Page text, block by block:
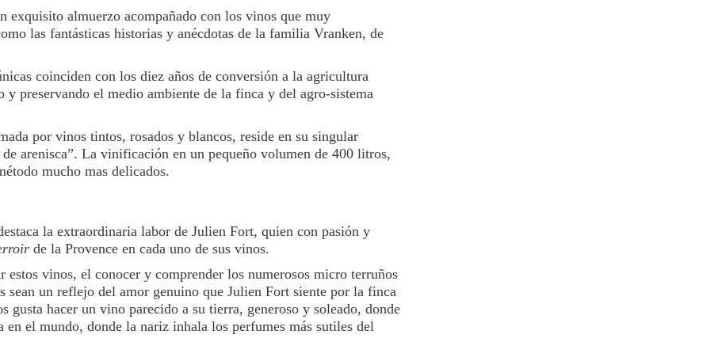
exquisito almuerzo acompañado con los vinos que muy
las fantásticas historias y anécdotas de la familia Vranken, de
coinciden con los diez años de conversión a la agricultura
y preservando el medio ambiente de la finca y del agro-sistema
por vinos tintos, rosados y blancos, reside en su singular
arenisca”. La vinificación en un pequeño volumen de 400 litros,
mucho mas delicados.
la extraordinaria labor de Julien Fort, quien con pasión y
de la Provence en cada uno de sus vinos.
vinos, el conocer y comprender los numerosos micro terruños
sean un reflejo del amor genuino que Julien Fort siente por la finca
hacer un vino parecido a su tierra, generoso y soleado, donde
el mundo, donde la nariz inhala los perfumes más sutiles del